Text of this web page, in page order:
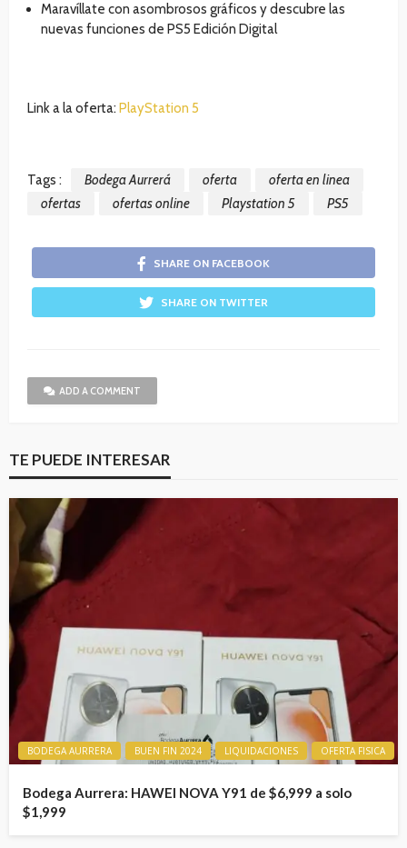
Maravíllate con asombrosos gráficos y descubre las
nuevas funciones de PS5 Edición Digital
Link a la oferta: PlayStation 5
Tags : Bodega Aurrerá oferta
oferta en linea
ofertas
ofertas online Playstation 5 PS5
SHARE ON FACEBOOK
SHARE ON TWITTER
ADD A COMMENT
TE PUEDE INTERESAR
BODEGA AURRERA BUEN FIN 2024 LIQUIDACIONES OFERTA FISICA
Bodega Aurrera: HAWEI NOVA Y91 de $6,999 a solo
$1,999